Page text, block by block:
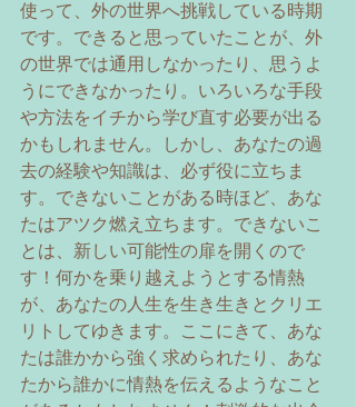
使って、外の世界へ挑戦している時期
です。できると思っていたことが、外
の世界では通用しなかったり、思うよ
うにできなかったり。いろいろな手段
や方法をイチから学び直す必要が出る
かもしれません。しかし、あなたの過
去の経験や知識は、必ず役に立ちま
す。できないことがある時ほど、あな
たはアツク燃え立ちます。できないこ
とは、新しい可能性の扉を開くので
す！何かを乗り越えようとする情熱
が、あなたの人生を生き生きとクリエ
リトしてゆきます。ここにきて、あな
たは誰かから強く求められたり、あな
たから誰かに情熱を伝えるようなこと